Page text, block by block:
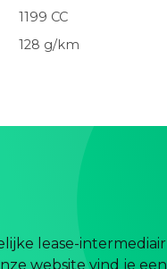
1199 CC
128 g/km
lease-intermediair
website vind je een